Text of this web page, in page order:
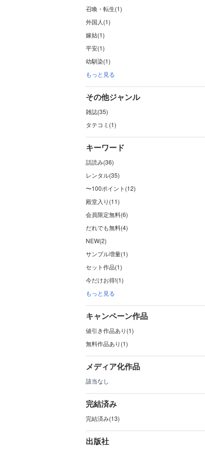
召喚・転生(1)
外国人(1)
嫁姑(1)
平安(1)
幼馴染(1)
もっと見る
その他ジャンル
雑誌(35)
タテコミ(1)
キーワード
話読み(36)
レンタル(35)
〜100ポイント(12)
殿堂入り(11)
会員限定無料(6)
だれでも無料(4)
NEW(2)
サンプル増量(1)
セット作品(1)
今だけお得!(1)
もっと見る
キャンペーン作品
値引き作品あり(1)
無料作品あり(1)
メディア化作品
該当なし
完結済み
完結済み(13)
出版社